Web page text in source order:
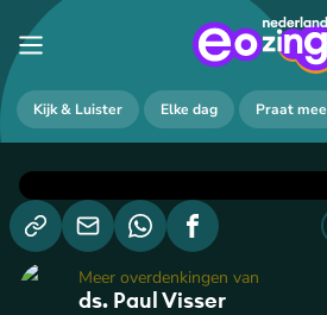
Kijk & Luister Elke dag Praat mee
ds. Paul Visser
Meer overdenkingen van